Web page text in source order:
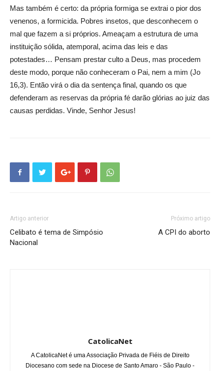
Mas também é certo: da própria formiga se extrai o pior dos
venenos, a formicida. Pobres insetos, que desconhecem o
mal que fazem a si próprios. Ameaçam a estrutura de uma
instituição sólida, atemporal, acima das leis e das
potestades… Pensam prestar culto a Deus, mas procedem
deste modo, porque não conheceram o Pai, nem a mim (Jo
16,3). Então virá o dia da sentença final, quando os que
defenderam as reservas da própria fé darão glórias ao juiz das
causas perdidas. Vinde, Senhor Jesus!
Artigo anterior
Celibato é tema de Simpósio
Nacional
Próximo artigo
A CPI do aborto
CatolicaNet
A CatolicaNet é uma Associação Privada de Fiéis de Direito
Diocesano com sede na Diocese de Santo Amaro - São Paulo -